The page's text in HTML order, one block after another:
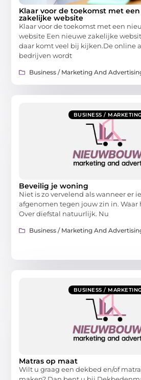
Klaar voor de toekomst met
zakelijke website
Klaar voor de toekomst met een
website Een nieuwe zakelijke
daar komt veel bij kijken.De online
bedrijven wordt
Business / Marketing And
BUSINESS /
Beveilig je woning
Niet is zo vervelend als wanneer er
afgenomen tegen jouw zin in. Waar
Over diefstal natuurlijk. Nu
Business / Marketing And
BUSINESS /
Matras op maat
Wilt u graag een dekbed en/of